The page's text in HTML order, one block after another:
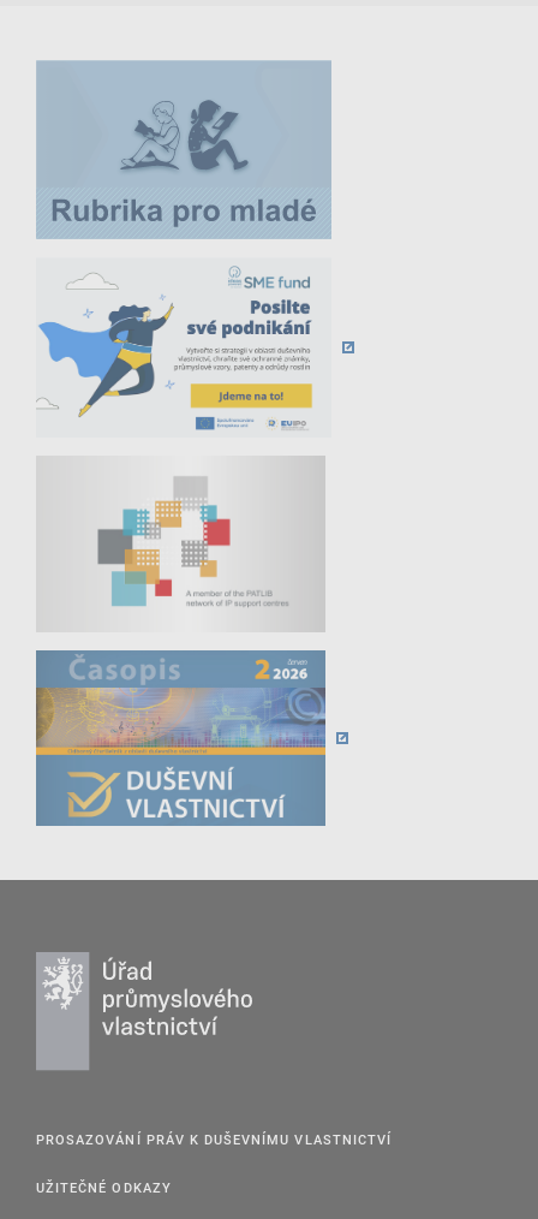
PROSAZOVÁNÍ PRÁV K DUŠEVNÍMU VLASTNICTVÍ
UŽITEČNÉ ODKAZY